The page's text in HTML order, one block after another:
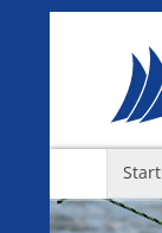
Start